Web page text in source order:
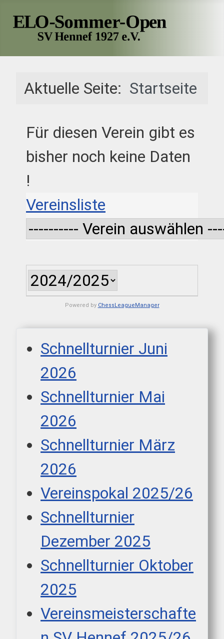
Schnellturnier Juni
2026
Schnellturnier Mai
2026
Schnellturnier März
2026
Vereinspokal 2025/26
Schnellturnier
Dezember 2025
Schnellturnier Oktober
2025
Vereinsmeisterschafte
Aktuelle Seite: Startseite
Für diesen Verein gibt es
bisher noch keine Daten
!
Vereinsliste
Powered by ChessLeagueManager